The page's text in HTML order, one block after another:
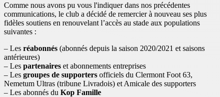
Comme nous avons pu vous l'indiquer dans nos précédentes
communications, le club a décidé de remercier à nouveau ses plus
fidèles soutiens en renouvelant l’accès au stade aux populations
suivantes :
– Les réabonnés (abonnés depuis la saison 2020/2021 et saisons
antérieures)
– Les partenaires et abonnements entreprises
– Les groupes de supporters officiels du Clermont Foot 63,
Nemetum Ultras (tribune Livradois) et Amicale des supporters
– Les abonnés du Kop Famille